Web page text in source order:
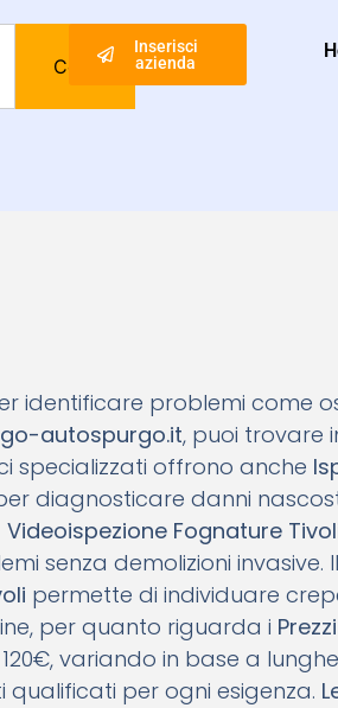
Cerca
Inserisci
azienda
identificare problemi come
autospurgo.it, puoi trovare
specializzati offrono anche
diagnosticare danni
Videoispezione Fognature
senza demolizioni invasive. Il
permette di individuare
per quanto riguarda i Prezzi
variando in base a
per ogni esigenza.